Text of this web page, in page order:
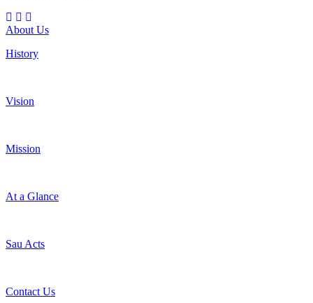
About Us
History
Vision
Mission
At a Glance
Sau Acts
Contact Us